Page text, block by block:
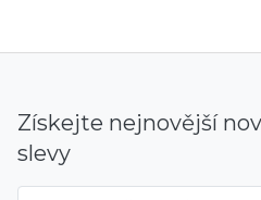
Získejte nejnovější
slevy